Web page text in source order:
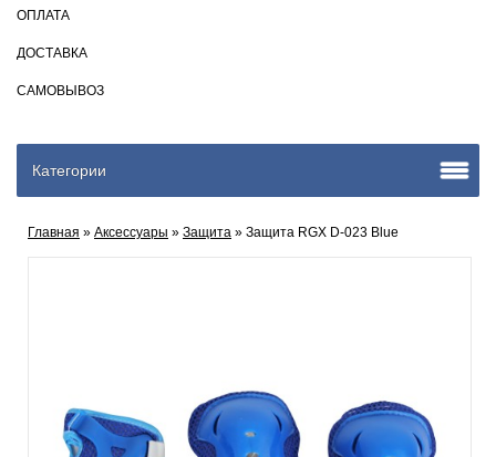
ОПЛАТА
ДОСТАВКА
САМОВЫВОЗ
Категории
Главная » Аксеcсуары » Защита » Защита RGX D-023 Blue